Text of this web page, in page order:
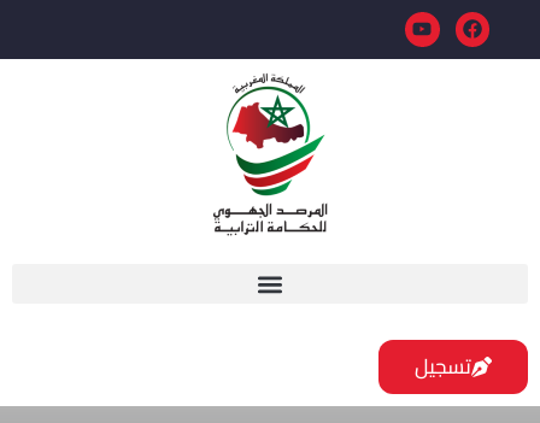
تسجيل